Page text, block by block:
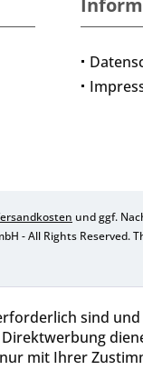
und ggf.
- All Rights Reserved.
sind
mit Ihrer